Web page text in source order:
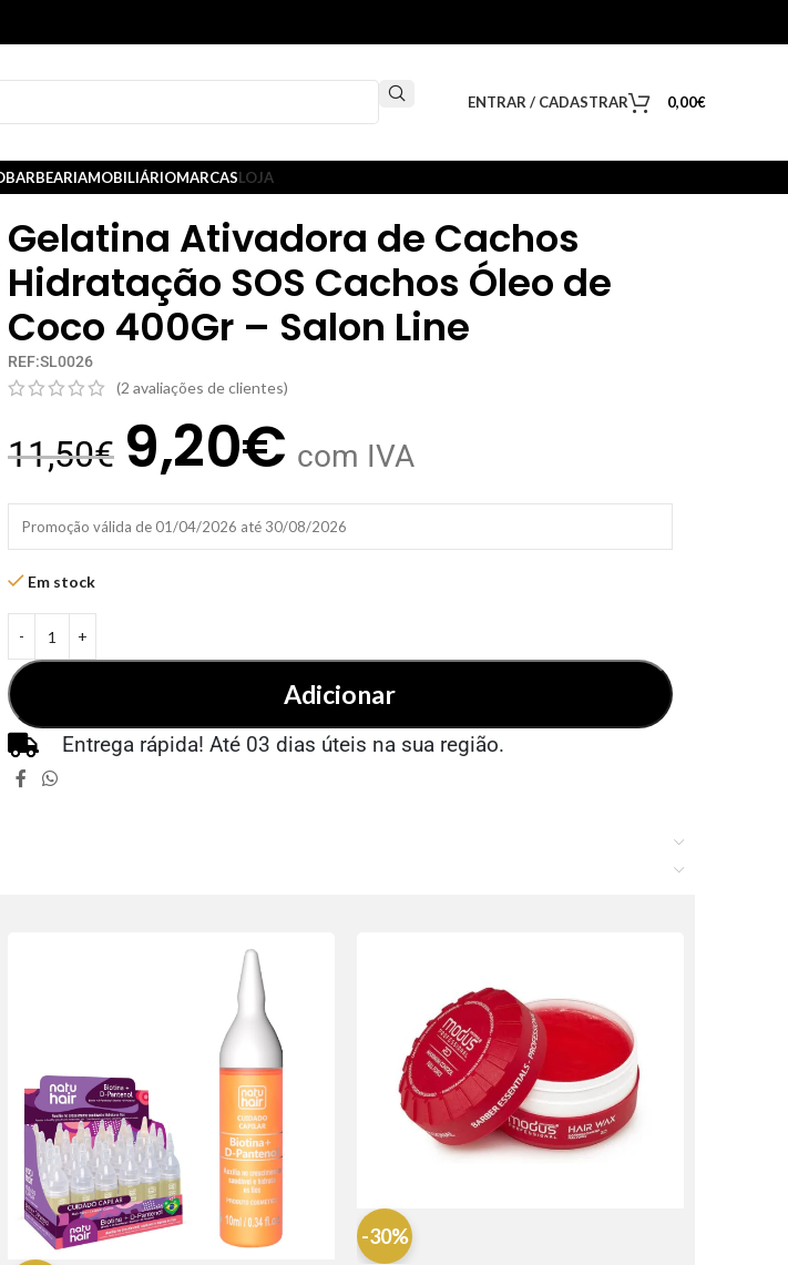
ENTRAR / CADASTRAR 0,00€
BARBEARIAMOBILIÁRIOMARCASLOJA
Gelatina Ativadora de Cachos
Hidratação SOS Cachos Óleo de
Coco 400Gr – Salon Line
REF:SL0026
(2 avaliações de clientes)
11,50€ 9,20€ com IVA
Promoção válida de 01/04/2026 até 30/08/2026
Em stock
Adicionar
Entrega rápida! Até 03 dias úteis na sua região.
-30%